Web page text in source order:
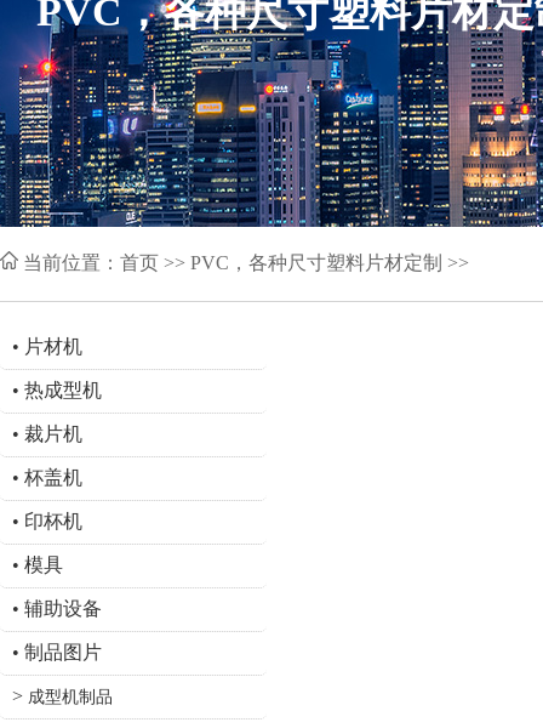
PVC，各种尺寸塑料片材定
当前位置： 首页 >> PVC，各种尺寸塑料片材定制 >>
• 片材机
• 热成型机
• 裁片机
• 杯盖机
• 印杯机
• 模具
• 辅助设备
• 制品图片
> 成型机制品